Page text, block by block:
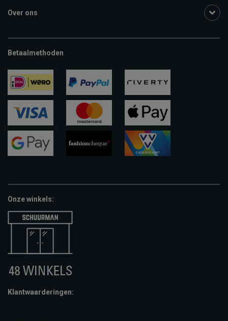
Over ons
Betaalmethoden
ideal paypal riverty
visa
apple-
pay
Onze winkels:
Klantwaarderingen: